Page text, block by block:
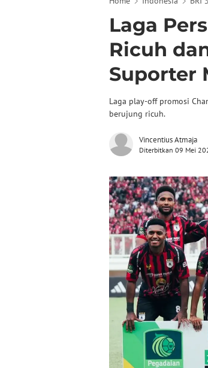
Laga
Ricuh
Suporter
Laga play-off promosi
berujung ricuh.
Vincentius Atmaja
Diterbitkan 09 Mei